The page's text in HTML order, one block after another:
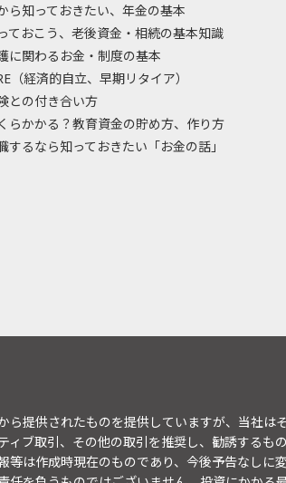
ら知っておきたい、年金の基本
ておこう、老後資金・相続の基本知識
に関わるお金・制度の基本
（経済的自立、早期リタイア）
との付き合い方
らかかる？教育資金の貯め方、作り方
するなら知っておきたい「お金の話」
提供されたものを提供していますが、当社は
ブ取引、その他の取引を推奨し、勧誘するも
は作成時現在のものであり、今後予告なしに